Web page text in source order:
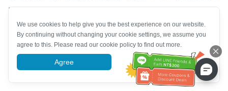
병과 식수 디스펜서만 제공됩니다.
⚠️ 일회용 세면도구(빗/칫솔 세트/면도기)는 정책 규정에 따라 계속
제공됩니다. 필요하신 경우 별도 공지 없이 카운터에 문의하시기 바
랍니다.
We use cookies to help give you the best experience on our website.
By continuing without changing your cookie settings, we assume you
agree to this. Please read our cookie policy to find out more.
Agree More information